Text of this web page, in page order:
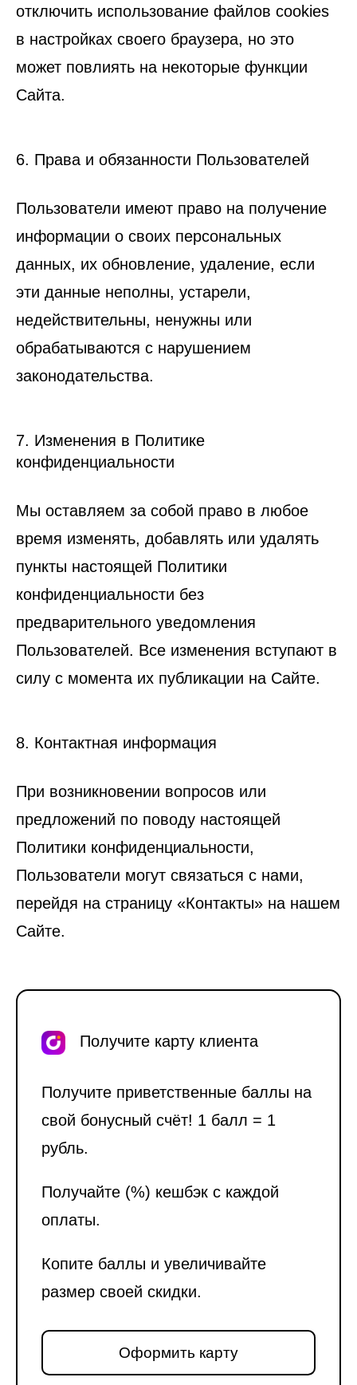
Получите карту клиента
Получите приветственные баллы на
свой бонусный счёт! 1 балл = 1
рубль.
Получайте (%) кешбэк с каждой
оплаты.
Копите баллы и увеличивайте
размер своей скидки.
Оформить карту
отключить использование файлов cookies
в настройках своего браузера, но это
может повлиять на некоторые функции
Сайта.
6. Права и обязанности Пользователей
Пользователи имеют право на получение
информации о своих персональных
данных, их обновление, удаление, если
эти данные неполны, устарели,
недействительны, ненужны или
обрабатываются с нарушением
законодательства.
7. Изменения в Политике
конфиденциальности
Мы оставляем за собой право в любое
время изменять, добавлять или удалять
пункты настоящей Политики
конфиденциальности без
предварительного уведомления
Пользователей. Все изменения вступают в
силу с момента их публикации на Сайте.
8. Контактная информация
При возникновении вопросов или
предложений по поводу настоящей
Политики конфиденциальности,
Пользователи могут связаться с нами,
перейдя на страницу «Контакты» на нашем
Сайте.